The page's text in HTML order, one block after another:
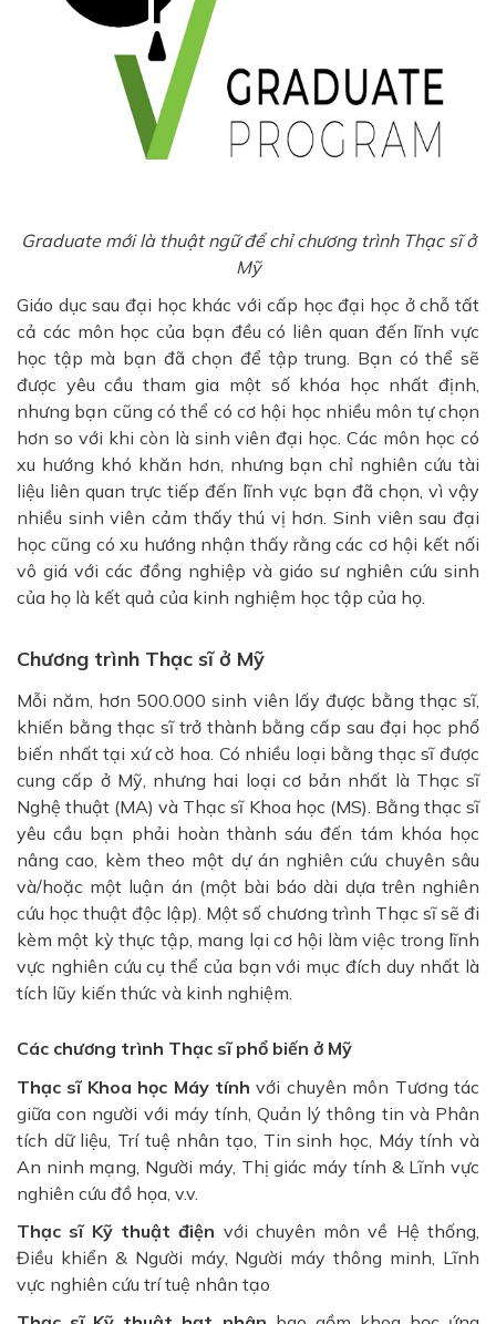
Graduate mới là thuật ngữ để chỉ chương trình Thạc sĩ ở
Mỹ
Giáo dục sau đại học khác với cấp học đại học ở chỗ tất
cả các môn học của bạn đều có liên quan đến lĩnh vực
học tập mà bạn đã chọn để tập trung. Bạn có thể sẽ
được yêu cầu tham gia một số khóa học nhất định,
nhưng bạn cũng có thể có cơ hội học nhiều môn tự chọn
hơn so với khi còn là sinh viên đại học. Các môn học có
xu hướng khó khăn hơn, nhưng bạn chỉ nghiên cứu tài
liệu liên quan trực tiếp đến lĩnh vực bạn đã chọn, vì vậy
nhiều sinh viên cảm thấy thú vị hơn. Sinh viên sau đại
học cũng có xu hướng nhận thấy rằng các cơ hội kết nối
vô giá với các đồng nghiệp và giáo sư nghiên cứu sinh
của họ là kết quả của kinh nghiệm học tập của họ.
Chương trình Thạc sĩ ở Mỹ
Mỗi năm, hơn 500.000 sinh viên lấy được bằng thạc sĩ,
khiến bằng thạc sĩ trở thành bằng cấp sau đại học phổ
biến nhất tại xứ cờ hoa. Có nhiều loại bằng thạc sĩ được
cung cấp ở Mỹ, nhưng hai loại cơ bản nhất là Thạc sĩ
Nghệ thuật (MA) và Thạc sĩ Khoa học (MS). Bằng thạc sĩ
yêu cầu bạn phải hoàn thành sáu đến tám khóa học
nâng cao, kèm theo một dự án nghiên cứu chuyên sâu
và/hoặc một luận án (một bài báo dài dựa trên nghiên
cứu học thuật độc lập). Một số chương trình Thạc sĩ sẽ đi
kèm một kỳ thực tập, mang lại cơ hội làm việc trong lĩnh
vực nghiên cứu cụ thể của bạn với mục đích duy nhất là
tích lũy kiến ​​thức và kinh nghiệm.
Các chương trình Thạc sĩ phổ biến ở Mỹ
Thạc sĩ Khoa học Máy tính với chuyên môn Tương tác
giữa con người với máy tính, Quản lý thông tin và Phân
tích dữ liệu, Trí tuệ nhân tạo, Tin sinh học, Máy tính và
An ninh mạng, Người máy, Thị giác máy tính & Lĩnh vực
nghiên cứu đồ họa, v.v.
Thạc sĩ Kỹ thuật điện với chuyên môn về Hệ thống,
Điều khiển & Người máy, Người máy thông minh, Lĩnh
vực nghiên cứu trí tuệ nhân tạo